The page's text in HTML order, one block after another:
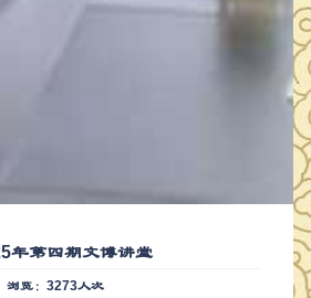
年第四期文博讲堂
浏览：3273人次